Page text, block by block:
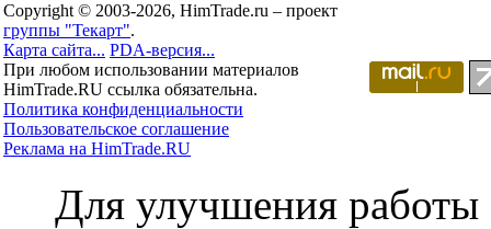
Copyright © 2003-2026, HimTrade.ru – проект
группы "Текарт".
Карта сайта... PDA-версия...
При любом использовании материалов
HimTrade.RU ссылка обязательна.
Политика конфиденциальности
Пользовательское соглашение
Реклама на HimTrade.RU
Для улучшения работы